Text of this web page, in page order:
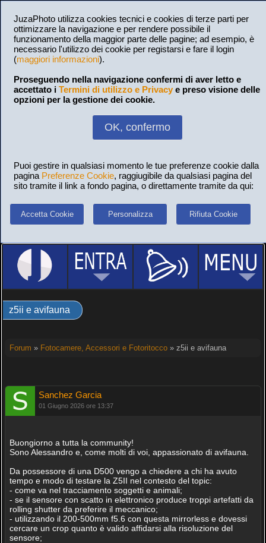
JuzaPhoto utilizza cookies tecnici e cookies di terze parti per
ottimizzare la navigazione e per rendere possibile il
funzionamento della maggior parte delle pagine; ad esempio, è
necessario l'utilizzo dei cookie per registarsi e fare il login
(maggiori informazioni).
Proseguendo nella navigazione confermi di aver letto e
accettato i Termini di utilizzo e Privacy e preso visione delle
opzioni per la gestione dei cookie.
OK, confermo
Puoi gestire in qualsiasi momento le tue preferenze cookie dalla
pagina Preferenze Cookie, raggiugibile da qualsiasi pagina del
sito tramite il link a fondo pagina, o direttamente tramite da qui:
Accetta Cookie Personalizza Rifiuta Cookie
z5ii e avifauna
Forum » Fotocamere, Accessori e Fotoritocco» z5ii e avifauna
Sanchez Garcia
01 Giugno 2026 ore 13:37
Buongiorno a tutta la community!
Sono Alessandro e, come molti di voi, appassionato di avifauna.
Da possessore di una D500 vengo a chiedere a chi ha avuto
tempo e modo di testare la Z5II nel contesto del topic:
- come va nel tracciamento soggetti e animali;
- se il sensore con scatto in elettronico produce troppi artefatti da
rolling shutter da preferire il meccanico;
- utilizzando il 200-500mm f5.6 con questa mirrorless e dovessi
cercare un crop quanto è valido affidarsi alla risoluzione del
sensore;